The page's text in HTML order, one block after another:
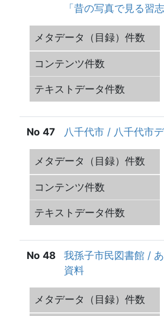
「昔の写真で見る習
八千代市 / 八千代市
47
我孫子市民図書館 /
資料
48